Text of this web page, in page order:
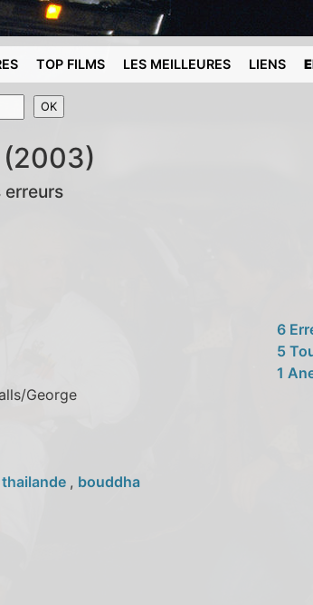
TOP FILMS LES MEILLEURES LIENS
(2003)
erreurs
George
thailande , bouddha
6
5
1